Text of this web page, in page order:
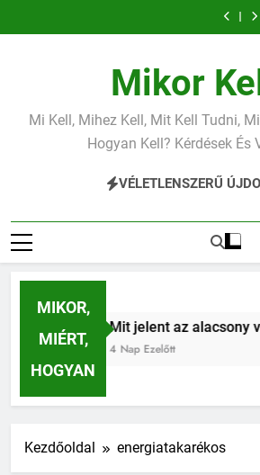
a
alacsony vas?
Mikor
Mi Kell, Mihez Kell, Mit Kell Tudni,
Hogyan Kell? Kérdések És
VÉLETLENSZERŰ
MIKOR,
MIÉRT,
HOGYAN
Mit jelent az alacsony vas?
4 Nap Ezelőtt
Kezdőoldal energiatakarékos